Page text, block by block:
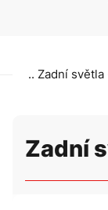
Zadní
Zadní